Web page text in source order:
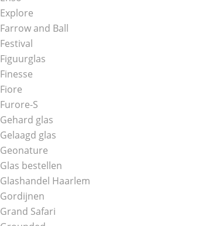
Explore
Farrow and Ball
Festival
Figuurglas
Finesse
Fiore
Furore-S
Gehard glas
Gelaagd glas
Geonature
Glas bestellen
Glashandel Haarlem
Gordijnen
Grand Safari